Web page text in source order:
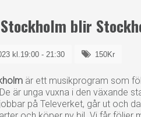
blir
kl.19:00 - 21:30 150Kr
är ett musikprogram som
är unga vuxna i den växande
på Televerket, går ut och